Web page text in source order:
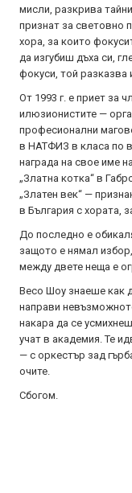
мисли, разкрива
признат за световно
хора, за които
да изгубиш дъха си,
фокуси, той разказва
От 1993 г. е приет за
илюзионистите —
професионални
в НАТФИЗ в класа по
награда на свое име
„Златна котка“ в
„Златен век“ —
в България с хората,
До последно е
защото е нямал
между двете неща е
Весо Шоу знаеше как
направи
накара да се
учат в академия. Те
— с оркестър зад
очите.
Сбогом.